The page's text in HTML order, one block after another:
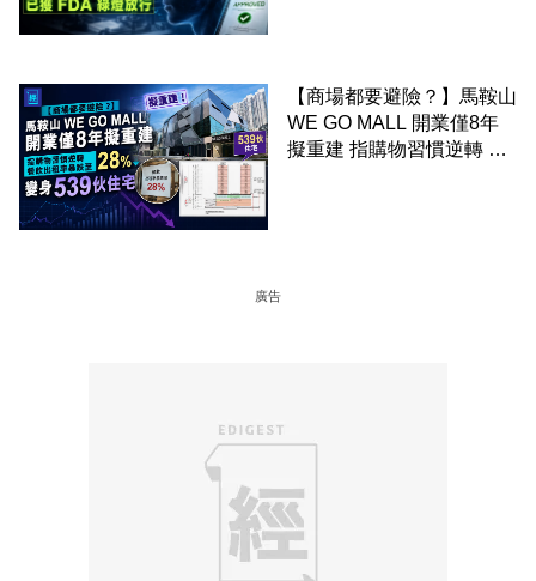
【商場都要避險？】馬鞍山
WE GO MALL 開業僅8年
擬重建 指購物習慣逆轉 餐
廣告